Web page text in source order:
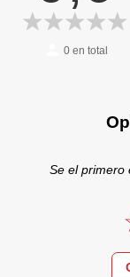
0en total
Se el primero